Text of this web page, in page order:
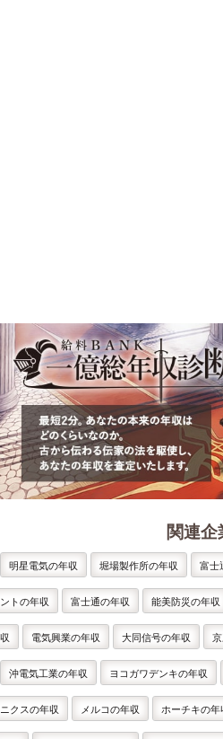
関連企
明星電気の年収 堀場製作所の年収 富士
ントの年収 富士通の年収 能美防災の年収
収 電気興業の年収 大同信号の年収
沖電気工業の年収 ヨコガワデンキの年収
ニクスの年収 メルコの年収 ホーチキの年